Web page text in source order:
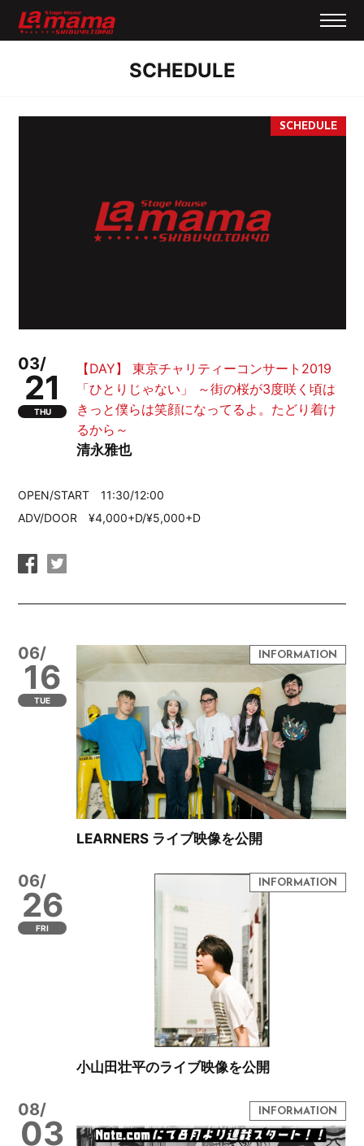
SCHEDULE
03/
21
THU
【DAY】 東京チャリティーコンサート2019
「ひとりじゃない」 ～街の桜が3度咲く頃は
きっと僕らは笑顔になってるよ。たどり着け
るから～
清永雅也
OPEN/START 11:30/12:00
ADV/DOOR ¥4,000+D/¥5,000+D
06/
16
TUE
LEARNERS ライブ映像を公開
06/
26
FRI
小山田壮平のライブ映像を公開
08/
03